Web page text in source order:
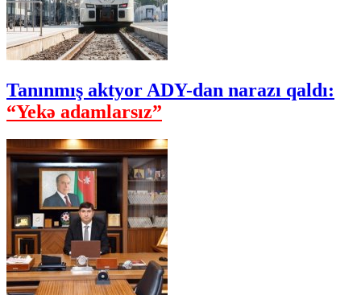
Tanınmış aktyor ADY-dan narazı qaldı:
“Yekə adamlarsız”